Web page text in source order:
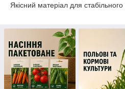
Якісний матеріал для